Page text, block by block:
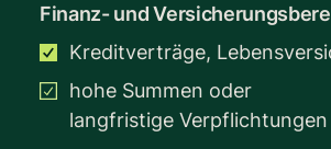
Finanz- und
Kreditverträge,
hohe Summen oder
langfristige Verpflichtungen